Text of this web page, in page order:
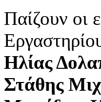
Παίζουν οι
Ηλίας
Στάθης